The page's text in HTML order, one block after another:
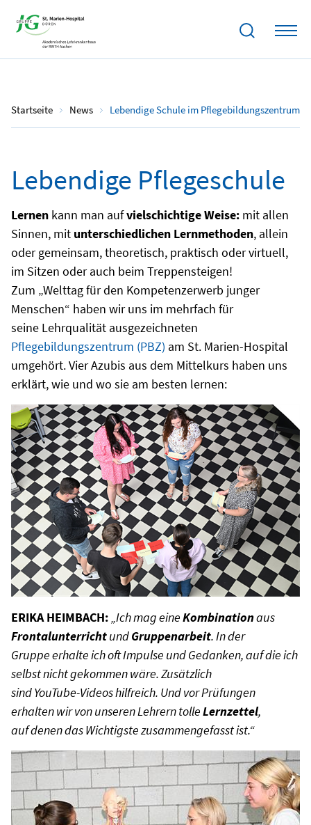
Startseite News Lebendige Schule im Pflegebildungszentrum
15.07.2023
Lebendige Pflegeschule
Lernen kann man aufvielschichtige Weise: mit allen
Sinnen, mit unterschiedlichen Lernmethoden, allein
oder gemeinsam, theoretisch, praktisch oder virtuell,
im Sitzen oder auch beim Treppensteigen!
Zum „Welttag für den Kompetenzerwerb junger
Menschen“ haben wir uns im mehrfach für
seine Lehrqualität ausgezeichneten
Pflegebildungszentrum (PBZ) am St. Marien-Hospital
umgehört. Vier Azubis aus dem Mittelkurs haben uns
erklärt, wie und wo sie am besten lernen:
ERIKA HEIMBACH:„Ich mag eineKombinationaus
FrontalunterrichtundGruppenarbeit. In der
Gruppe erhalte ich oft Impulse und Gedanken, auf die ich
selbst nicht gekommen wäre. Zusätzlich
sind YouTube-Videos hilfreich. Und vor Prüfungen
erhalten wir von unseren Lehrern tolleLernzettel,
auf denen das Wichtigste zusammengefasst ist.“